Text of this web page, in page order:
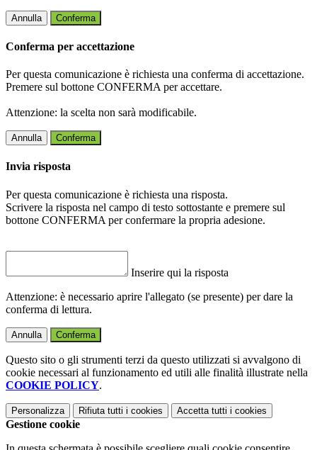
Annulla Conferma
Conferma per accettazione
Per questa comunicazione è richiesta una conferma di accettazione.
Premere sul bottone CONFERMA per accettare.
Attenzione: la scelta non sarà modificabile.
Annulla Conferma
Invia risposta
Per questa comunicazione è richiesta una risposta.
Scrivere la risposta nel campo di testo sottostante e premere sul
bottone CONFERMA per confermare la propria adesione.
Inserire qui la risposta
Attenzione: è necessario aprire l'allegato (se presente) per dare la
conferma di lettura.
Annulla Conferma
Questo sito o gli strumenti terzi da questo utilizzati si avvalgono di
cookie necessari al funzionamento ed utili alle finalità illustrate nella
COOKIE POLICY.
Personalizza Rifiuta tutti i cookies Accetta tutti i cookies
Gestione cookie